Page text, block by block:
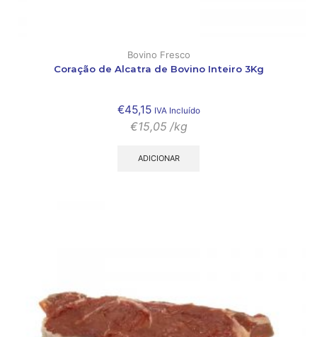
Bovino Fresco
Coração de Alcatra de Bovino Inteiro 3Kg
€45,15 IVA Incluído
€15,05 /kg
ADICIONAR